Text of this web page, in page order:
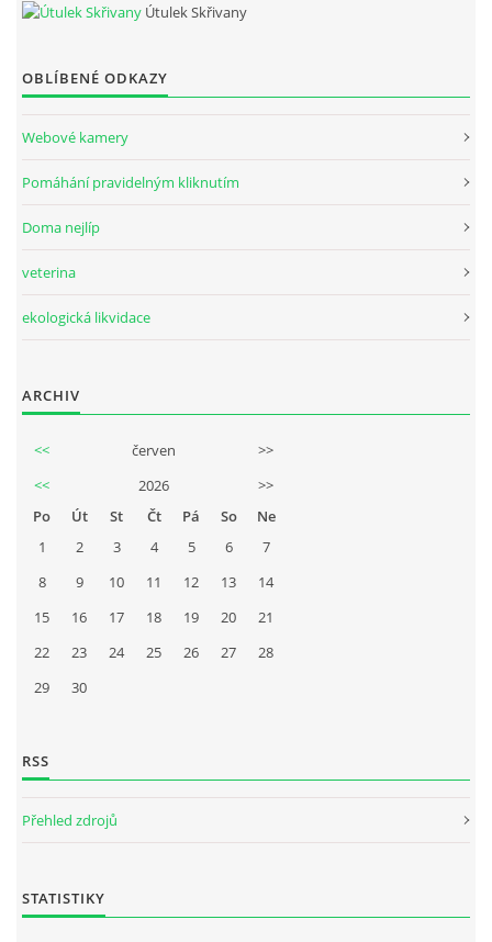
Útulek Skřivany
OBLÍBENÉ ODKAZY
Webové kamery
Pomáhání pravidelným kliknutím
Doma nejlíp
veterina
ekologická likvidace
ARCHIV
<< červen
>>
<<
2026
>>
Po
Út St Čt Pá So
Ne
1
2 3 4 5 6
7
8
9 10 11 12 13
14
15
16 17 18 19 20
21
22
23 24 25 26 27
28
29
30
RSS
Přehled zdrojů
STATISTIKY